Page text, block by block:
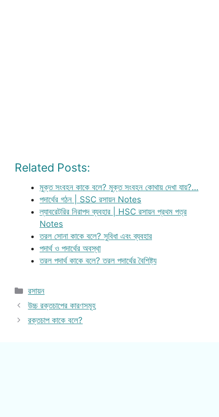
Related Posts:
মুক্ত সংবহন কাকে বলে? মুক্ত সংবহন কোথায় দেখা যায়?…
পদার্থের গঠন | SSC রসায়ন Notes
ল্যাবরেটরির নিরাপদ ব্যবহার | HSC রসায়ন প্রথম পত্র
Notes
তরল সোনা কাকে বলে? সুবিধা এবং ব্যবহার
পদার্থ ও পদার্থের অবস্থা
তরল পদার্থ কাকে বলে? তরল পদার্থের বৈশিষ্ট্য
Categories
রসায়ন
উচ্চ রক্তচাপের কারণসমূহ
রক্তচাপ কাকে বলে?